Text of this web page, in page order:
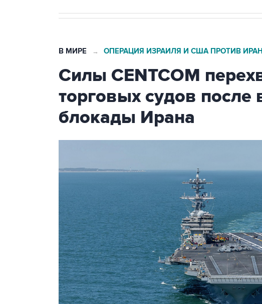
В МИРЕ → ОПЕРАЦИЯ ИЗРАИЛЯ И США ПРОТИВ
Силы CENTCOM
торговых судов после
блокады Ирана